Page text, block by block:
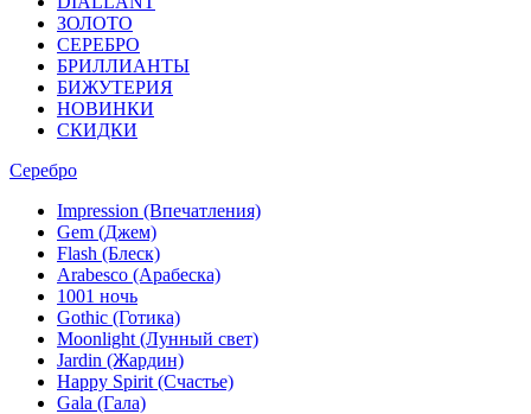
ЗОЛОТО
СЕРЕБРО
БРИЛЛИАНТЫ
БИЖУТЕРИЯ
НОВИНКИ
СКИДКИ
Серебро
Impression (Впечатления)
Gem (Джем)
Flash (Блеск)
Arabesco (Арабеска)
1001 ночь
Gothic (Готика)
Moonlight (Лунный свет)
Jardin (Жардин)
Happy Spirit (Счастье)
Gala (Гала)